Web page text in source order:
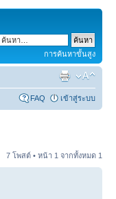
การค้นหาขั้นสูง
FAQ เข้าสู่ระบบ
7 โพสต์ • หน้า 1 จากทั้งหมด 1